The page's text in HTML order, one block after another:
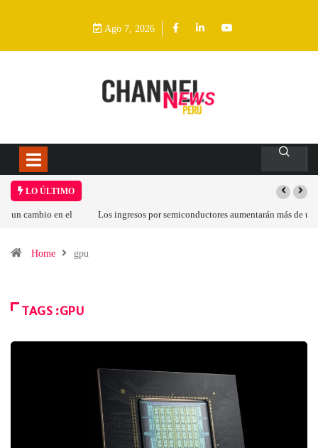
Ago 7, 2026
LO ÚLTIMO
Los ingresos por semiconductores aumentarán más de un 94 % en 2026
Home gpu
TAGS :GPU